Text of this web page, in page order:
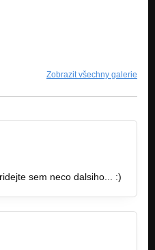
Zobrazit všechny galerie
sem neco dalsiho... :)